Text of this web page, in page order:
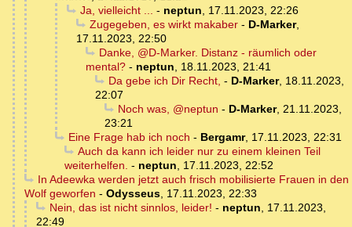
Ja, vielleicht ... - neptun, 17.11.2023, 22:26
Zugegeben, es wirkt makaber- D-Marker,
17.11.2023, 22:50
Danke, @D-Marker. Distanz - räumlich oder
mental? - neptun, 18.11.2023, 21:41
Da gebe ich Dir Recht, - D-Marker, 18.11.2023,
22:07
Noch was, @neptun - D-Marker, 21.11.2023,
23:21
Eine Frage hab ich noch - Bergamr, 17.11.2023, 22:31
Auch da kann ich leider nur zu einem kleinen Teil
weiterhelfen. - neptun, 17.11.2023, 22:52
In Adeewka werden jetzt auch frisch mobilisierte Frauen in den
Wolf geworfen - Odysseus, 17.11.2023, 22:33
Nein, das ist nicht sinnlos, leider! - neptun, 17.11.2023,
22:49